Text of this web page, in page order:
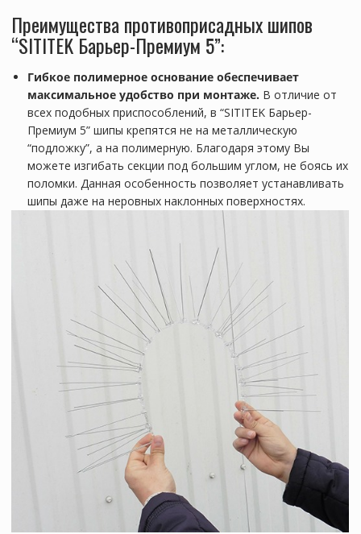
Преимущества противоприсадных шипов
“SITITEK Барьер-Премиум 5”:
Гибкое полимерное основание обеспечивает
максимальное удобство при монтаже. В отличие от
всех подобных приспособлений, в “SITITEK Барьер-
Премиум 5” шипы крепятся не на металлическую
“подложку”, а на полимерную. Благодаря этому Вы
можете изгибать секции под большим углом, не боясь их
поломки. Данная особенность позволяет устанавливать
шипы даже на неровных наклонных поверхностях.